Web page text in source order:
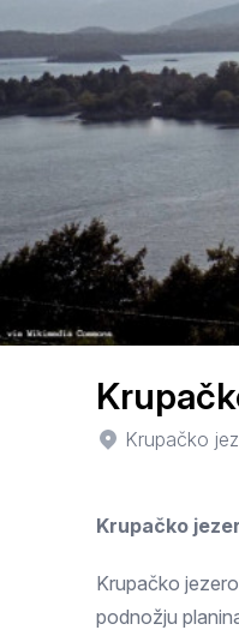
Krupačko
Krupačko
Krupačko
podnožju